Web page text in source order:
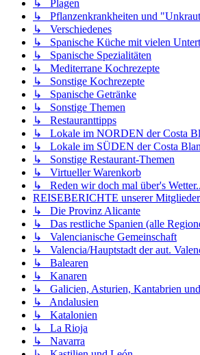
↳ Plagen
↳ Pflanzenkrankheiten und
↳ Verschiedenes
↳ Spanische Küche mit vielen
↳ Spanische Spezialitäten
↳ Mediterrane Kochrezepte
↳ Sonstige Kochrezepte
↳ Spanische Getränke
↳ Sonstige Themen
↳ Restauranttipps
↳ Lokale im NORDEN der Costa
↳ Lokale im SÜDEN der Costa
↳ Sonstige Restaurant-Themen
↳ Virtueller Warenkorb
↳ Reden wir doch mal über's
REISEBERICHTE unserer Mitglieder
↳ Die Provinz Alicante
↳ Das restliche Spanien (alle
↳ Valencianische Gemeinschaft
↳ Valencia/Hauptstadt der aut.
↳ Balearen
↳ Kanaren
↳ Galicien, Asturien, Kantabrien
↳ Andalusien
↳ Katalonien
↳ La Rioja
↳ Navarra